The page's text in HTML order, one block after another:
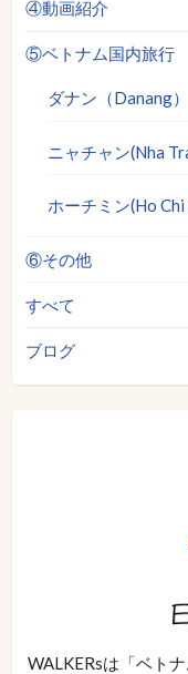
④動画紹介
⑤ベトナム国内旅行
ダナン（Danang）
ニャチャン(Nha
ホーチミン(Ho
⑥その他
すべて
ブログ
WALKERsは「ベト